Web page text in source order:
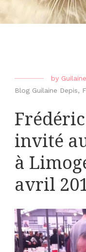
by
Blog Guilaine Depis,
invité
à
avril